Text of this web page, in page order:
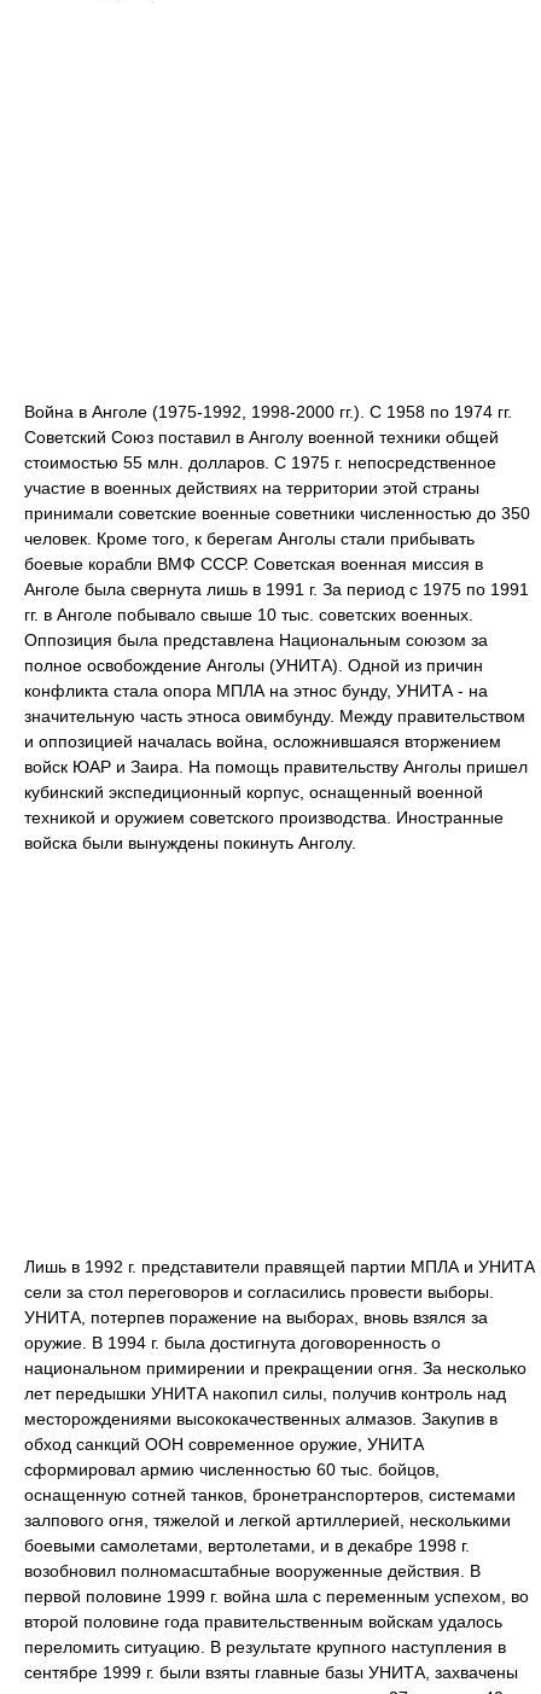
Война в Анголе (1975-1992, 1998-2000 гг.). С 1958 по 1974 гг.
Советский Союз поставил в Анголу военной техники общей
стоимостью 55 млн. долларов. С 1975 г. непосредственное
участие в военных действиях на территории этой страны
принимали советские военные советники численностью до 350
человек. Кроме того, к берегам Анголы стали прибывать
боевые корабли ВМФ СССР. Советская военная миссия в
Анголе была свернута лишь в 1991 г. За период с 1975 по 1991
гг. в Анголе побывало свыше 10 тыс. советских военных.
Оппозиция была представлена Национальным союзом за
полное освобождение Анголы (УНИТА). Одной из причин
конфликта стала опора МПЛА на этнос бунду, УНИТА - на
значительную часть этноса овимбунду. Между правительством
и оппозицией началась война, осложнившаяся вторжением
войск ЮАР и Заира. На помощь правительству Анголы пришел
кубинский экспедиционный корпус, оснащенный военной
техникой и оружием советского производства. Иностранные
войска были вынуждены покинуть Анголу.
Лишь в 1992 г. представители правящей партии МПЛА и УНИТА
сели за стол переговоров и согласились провести выборы.
УНИТА, потерпев поражение на выборах, вновь взялся за
оружие. В 1994 г. была достигнута договоренность о
национальном примирении и прекращении огня. За несколько
лет передышки УНИТА накопил силы, получив контроль над
месторождениями высококачественных алмазов. Закупив в
обход санкций ООН современное оружие, УНИТА
сформировал армию численностью 60 тыс. бойцов,
оснащенную сотней танков, бронетранспортеров, системами
залпового огня, тяжелой и легкой артиллерией, несколькими
боевыми самолетами, вертолетами, и в декабре 1998 г.
возобновил полномасштабные вооруженные действия. В
первой половине 1999 г. война шла с переменным успехом, во
второй половине года правительственным войскам удалось
переломить ситуацию. В результате крупного наступления в
сентябре 1999 г. были взяты главные базы УНИТА, захвачены